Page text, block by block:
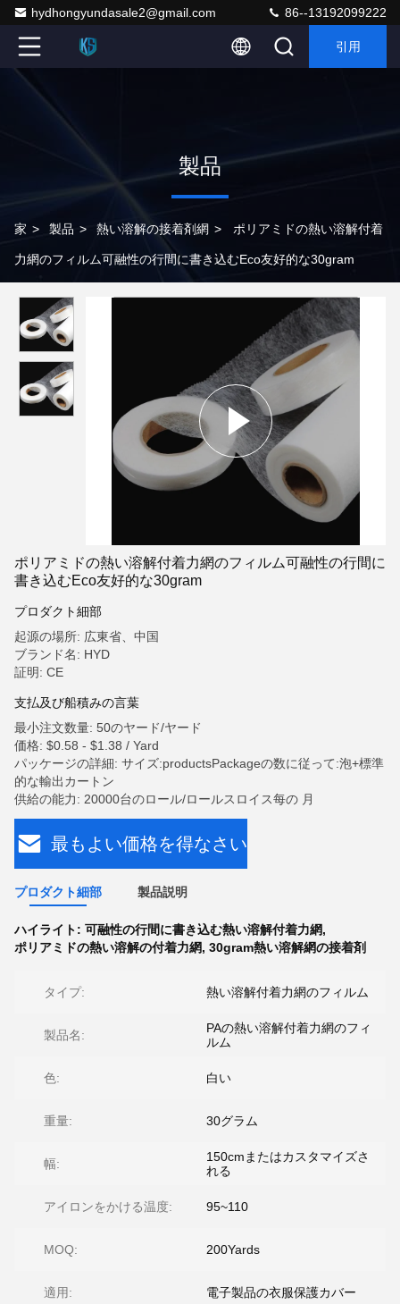
hydhongyundasale2@gmail.com 86--13192099222
引用
製品
家 > 製品 > 熱い溶解の接着剤網 > ポリアミドの熱い溶解付着
力網のフィルム可融性の行間に書き込むEco友好的な30gram
ポリアミドの熱い溶解付着力網のフィルム可融性の行間に
書き込むEco友好的な30gram
プロダクト細部
起源の場所: 広東省、中国
ブランド名: HYD
証明: CE
支払及び船積みの言葉
最小注文数量: 50のヤード/ヤード
価格: $0.58 - $1.38 / Yard
パッケージの詳細: サイズ:productsPackageの数に従って:泡+標準
的な輸出カートン
供給の能力: 20000台のロール/ロールスロイス每の 月
最もよい価格を得なさい
プロダクト細部 製品説明
ハイライト: 可融性の行間に書き込む熱い溶解付着力網,
ポリアミドの熱い溶解の付着力網, 30gram熱い溶解網の接着剤
タイプ: 熱い溶解付着力網のフィルム
製品名:
PAの熱い溶解付着力網のフィ
ルム
色: 白い
重量: 30グラム
幅:
150cmまたはカスタマイズさ
れる
アイロンをかける温度: 95~110
MOQ: 200Yards
適用: 電子製品の衣服保護カバー